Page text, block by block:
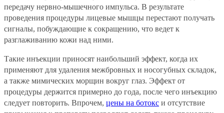
передачу нервно-мышечного импульса. В результате
проведения процедуры лицевые мышцы перестают получать
сигналы, побуждающие к сокращению, что ведет к
разглаживанию кожи над ними.
Такие инъекции приносят наибольший эффект, когда их
применяют для удаления межбровных и носогубных складок,
а также мимических морщин вокруг глаз. Эффект от
процедуры держится примерно до года, после чего инъекцию
следует повторить. Впрочем, цены на ботокс и отсутствие